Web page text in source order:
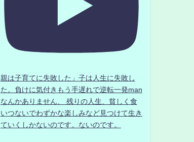
親は子育てに失敗した」子は人生に失敗し
た。負けに気付きもう手遅れで逆転一発man
なんかありません、 残りの人生、貧しく食
いつないでわずかな楽しみなど見つけて生き
ていくしかないのです。ないのです。